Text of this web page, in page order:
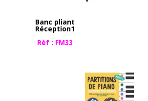
​Banc pliant
Réception1
Réf : FM33